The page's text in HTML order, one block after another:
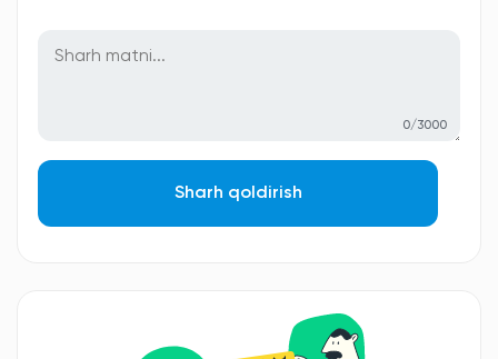
0/3000
Sharh qoldirish